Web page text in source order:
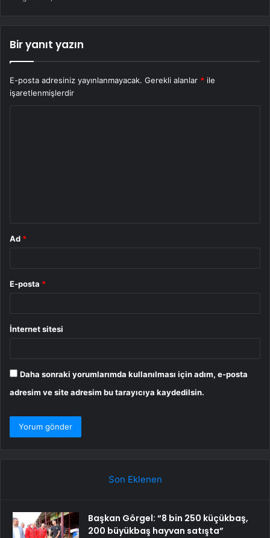
Bir yanıt yazın
E-posta adresiniz yayınlanmayacak. Gerekli alanlar * ile
işaretlenmişlerdir
Ad *
E-posta *
İnternet sitesi
Daha sonraki yorumlarımda kullanılması için adım, e-posta
adresim ve site adresim bu tarayıcıya kaydedilsin.
Son Eklenen
Başkan Görgel: “8 bin 250 küçükbaş,
200 büyükbaş hayvan satışta”